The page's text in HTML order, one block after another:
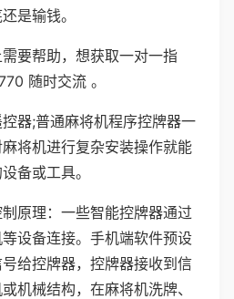
是输钱。
要帮助，想获取一对一指
随时交流 。
器;普通麻将机程序控牌器一
将机进行复杂安装操作就能
备或工具。
原理：一些智能控牌器通过
设备连接。手机端软件预设
给控牌器，控牌器接收到信
机械结构，在麻将机洗牌、